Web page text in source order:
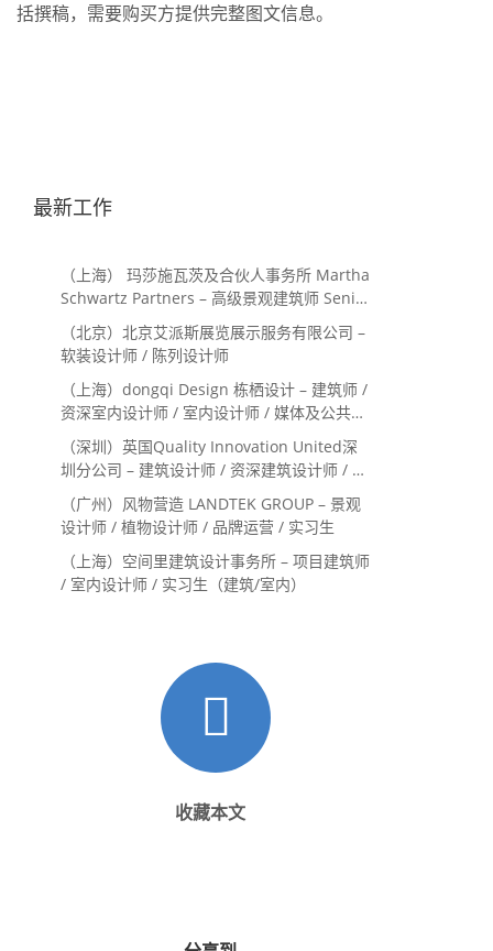
括撰稿，需要购买方提供完整图文信息。
最新工作
（上海） 玛莎施瓦茨及合伙人事务所 Martha
Schwartz Partners – 高级景观建筑师 Senior
Landscape Designer / 景观建筑师
Landscape Designer
（北京）北京艾派斯展览展示服务有限公司 –
软装设计师 / 陈列设计师
（上海）dongqi Design 栋栖设计 – 建筑师 /
资深室内设计师 / 室内设计师 / 媒体及公共关
系主管 / 设计实习生（常年招聘）
（深圳）英国Quality Innovation United深
圳分公司 – 建筑设计师 / 资深建筑设计师 / 室
内设计师 / 设计实习生
（广州）风物营造 LANDTEK GROUP – 景观
设计师 / 植物设计师 / 品牌运营 / 实习生
（上海）空间里建筑设计事务所 – 项目建筑师
/ 室内设计师 / 实习生（建筑/室内）
收藏本文